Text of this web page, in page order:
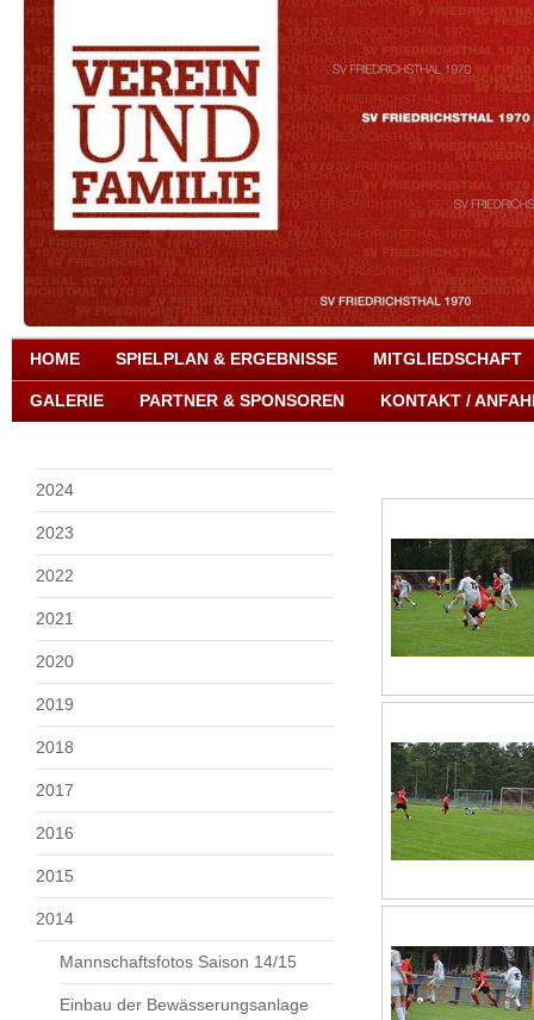
HOME SPIELPLAN & ERGEBNISSE MITGLIEDSCHAFT
GALERIE PARTNER & SPONSOREN KONTAKT /
2024
2023
2022
2021
2020
2019
2018
2017
2016
2015
2014
Mannschaftsfotos Saison 14/15
Einbau der Bewässerungsanlage